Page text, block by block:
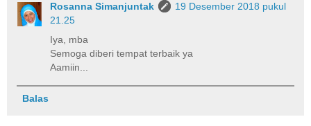
Rosanna Simanjuntak
19 Desember 2018 pukul
21.25
Iya, mba
Semoga diberi tempat terbaik ya
Aamiin...
Balas